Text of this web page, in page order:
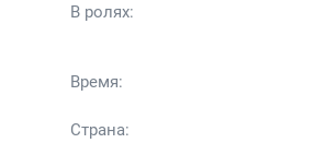
В ролях:
Время:
Страна: